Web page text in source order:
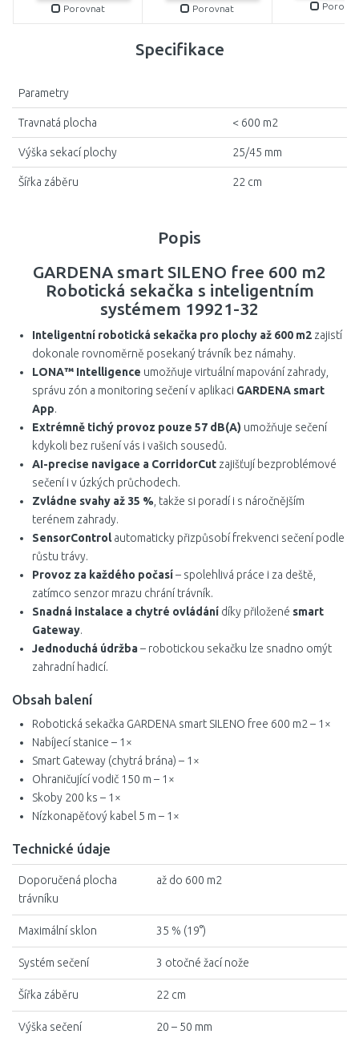
Porovnat Porovnat
Popis
GARDENA smart SILENO free 600 m2
Robotická sekačka s inteligentním
systémem 19921-32
Inteligentní robotická sekačka pro plochy až 600 m2 zajistí
dokonale rovnoměrně posekaný trávník bez námahy.
LONA™ Intelligence umožňuje virtuální mapování zahrady,
správu zón a monitoring sečení v aplikaci GARDENA smart
App.
Extrémně tichý provoz pouze 57 dB(A) umožňuje sečení
kdykoli bez rušení vás i vašich sousedů.
AI-precise navigace a CorridorCut zajišťují bezproblémové
sečení i v úzkých průchodech.
Zvládne svahy až 35 % , takže si poradí i s náročnějším
terénem zahrady.
SensorControlautomaticky přizpůsobí frekvenci sečení podle
růstu trávy.
Provoz za každého počasí– spolehlivá práce i za deště,
zatímco senzor mrazu chrání trávník.
Snadná instalace a chytré ovládání díky přiložené smart
Gateway.
Jednoduchá údržba– robotickou sekačku lze snadno omýt
zahradní hadicí.
Obsah balení
Robotická sekačka GARDENA smart SILENO free 600 m2 – 1×
Nabíjecí stanice – 1×
Smart Gateway (chytrá brána) – 1×
Ohraničující vodič 150 m – 1×
Skoby 200 ks – 1×
Nízkonapěťový kabel 5 m – 1×
Technické údaje
Doporučená plocha
trávníku
až do 600 m2
Maximální sklon 35 % (19°)
Systém sečení 3 otočné žací nože
Šířka záběru 22 cm
Výška sečení 20 – 50 mm
Specifikace
Parametry
Travnatá plocha < 600 m2
Výška sekací plochy 25/45 mm
Šířka záběru 22 cm